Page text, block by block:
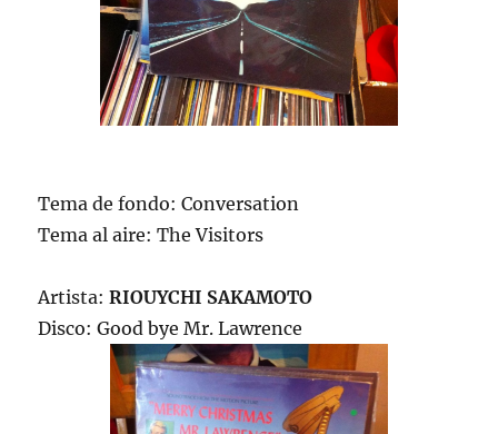
Tema de fondo: Conversation
Tema al aire: The Visitors
Artista:RIOUYCHI SAKAMOTO
Disco: Good bye Mr. Lawrence